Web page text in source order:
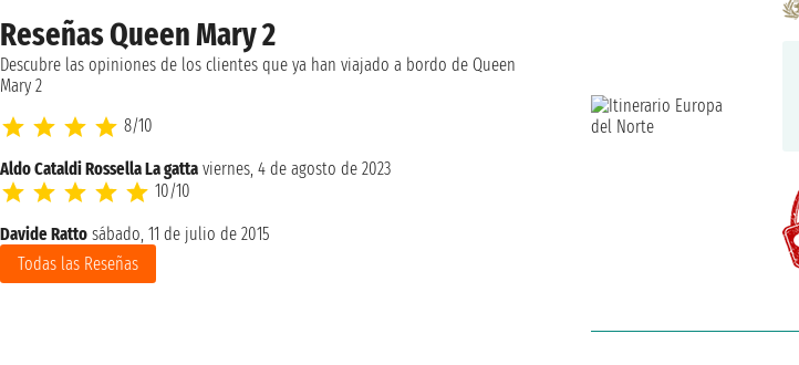
Reseñas Queen Mary 2
Descubre las opiniones de los clientes que ya han viajado a bordo de Queen
Mary 2
8/10
Aldo Cataldi Rossella La gatta viernes, 4 de agosto de 2023
10/10
Davide Ratto sábado, 11 de julio de 2015
Todas las Reseñas